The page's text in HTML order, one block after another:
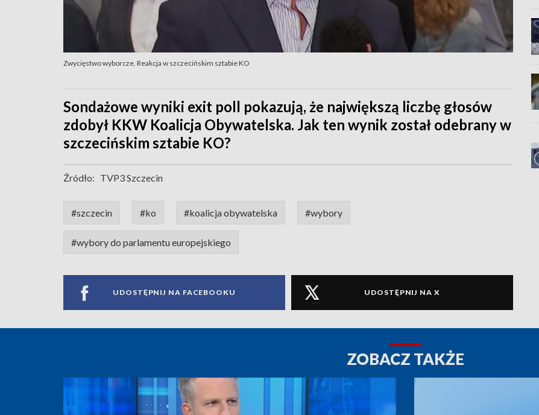
Zwycięstwo wyborcze. Reakcja w szczecińskim sztabie KO
Sondażowe wyniki exit poll pokazują, że największą liczbę głosów
zdobył KKW Koalicja Obywatelska. Jak ten wynik został odebrany w
szczecińskim sztabie KO?
Źródło: TVP3 Szczecin
#szczecin #ko #koalicja obywatelska #wybory
#wybory do parlamentu europejskiego
UDOSTĘPNIJ NA FACEBOOKU UDOSTĘPNIJ NA X
ZOBACZ TAKŻE